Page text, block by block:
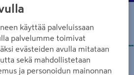
käyttää palveluissaan
palvelumme toimivat
evästeiden avulla mitataan
sekä mahdollistetaan
ja personoidun mainonnan